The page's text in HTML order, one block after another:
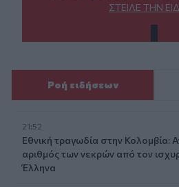
ΣΤΕΊΛΕ ΤΗΝ
Ροή ειδήσεων
21:52
Εθνική τραγωδία στην Κολομβία:
αριθμός των νεκρών από τον
Έλληνα